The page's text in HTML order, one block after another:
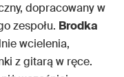
dopracowany w
zespołu. Brodka
wcielenia,
z gitarą w ręce.